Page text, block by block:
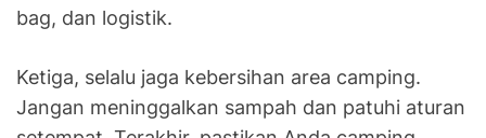
bag, dan logistik.
Ketiga, selalu jaga kebersihan area camping.
Jangan meninggalkan sampah dan patuhi aturan